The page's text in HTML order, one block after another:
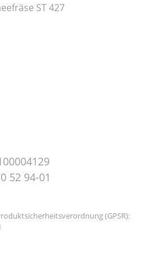
52 94-01
(GPSR):